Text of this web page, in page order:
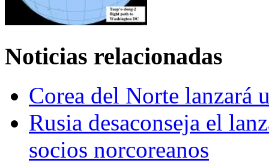
Noticias relacionadas
Corea del Norte lanzará
Rusia desaconseja el
socios norcoreanos